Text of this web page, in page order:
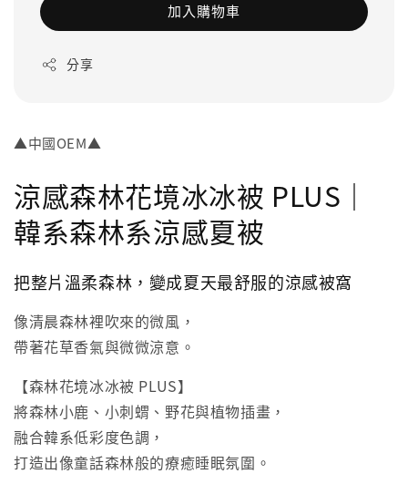
加入購物車
分享
▲中國OEM▲
涼感森林花境冰冰被 PLUS｜
韓系森林系涼感夏被
把整片溫柔森林，變成夏天最舒服的涼感被窩
像清晨森林裡吹來的微風，
帶著花草香氣與微微涼意。
【森林花境冰冰被 PLUS】
將森林小鹿、小刺蝟、野花與植物插畫，
融合韓系低彩度色調，
打造出像童話森林般的療癒睡眠氛圍。